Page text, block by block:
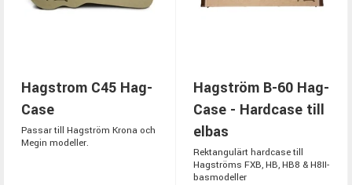
Hagstrom C45 Hag-
Case
Passar till Hagström Krona och
Megin modeller.
Hagström B-60 Hag-
Case - Hardcase till
elbas
Rektangulärt hardcase till
Hagströms FXB, HB, HB8 & H8II-
basmodeller